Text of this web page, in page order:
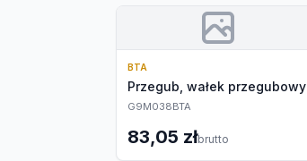
BTA
Przegub, wałek przegubowy
G9M038BTA
83,05 złbrutto